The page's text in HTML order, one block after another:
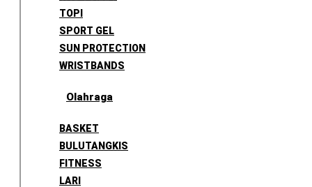
TOPI
SPORT GEL
SUN PROTECTION
WRISTBANDS
Olahraga
BASKET
BULUTANGKIS
FITNESS
LARI